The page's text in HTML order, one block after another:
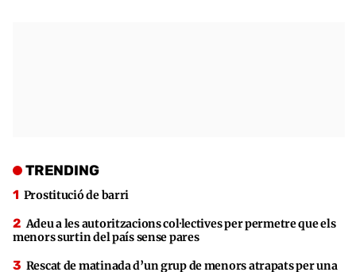
TRENDING
Prostitució de barri
Adeu a les autoritzacions col·lectives per permetre que els
menors surtin del país sense pares
Rescat de matinada d’un grup de menors atrapats per una